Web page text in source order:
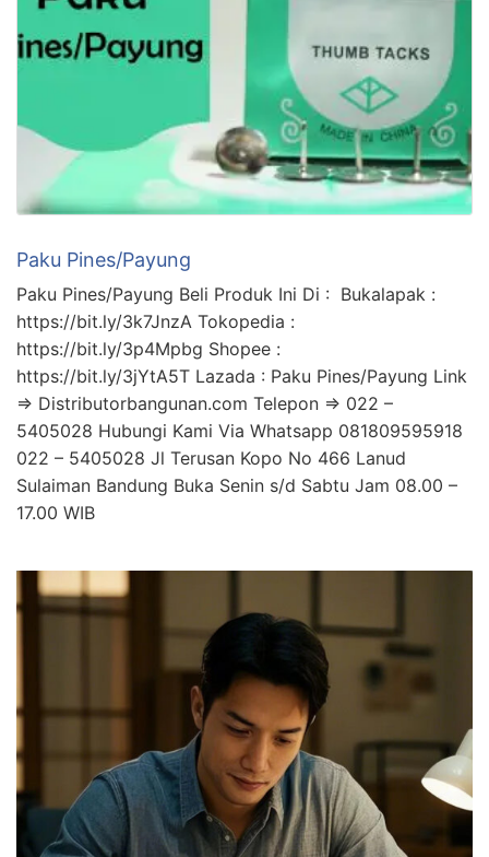
Paku Pines/Payung
Paku Pines/Payung Beli Produk Ini Di : Bukalapak :
https://bit.ly/3k7JnzA Tokopedia :
https://bit.ly/3p4Mpbg Shopee :
https://bit.ly/3jYtA5T Lazada : Paku Pines/Payung Link
=> Distributorbangunan.com Telepon => 022 –
5405028 Hubungi Kami Via Whatsapp 081809595918
022 – 5405028 Jl Terusan Kopo No 466 Lanud
Sulaiman Bandung Buka Senin s/d Sabtu Jam 08.00 –
17.00 WIB